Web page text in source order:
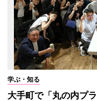
学ぶ・知る
大手町で「丸の内プ